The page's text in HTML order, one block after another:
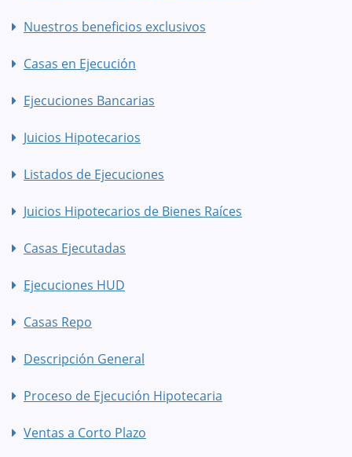
Nuestros beneficios exclusivos
Casas en Ejecución
Ejecuciones Bancarias
Juicios Hipotecarios
Listados de Ejecuciones
Juicios Hipotecarios de Bienes Raíces
Casas Ejecutadas
Ejecuciones HUD
Casas Repo
Descripción General
Proceso de Ejecución Hipotecaria
Ventas a Corto Plazo